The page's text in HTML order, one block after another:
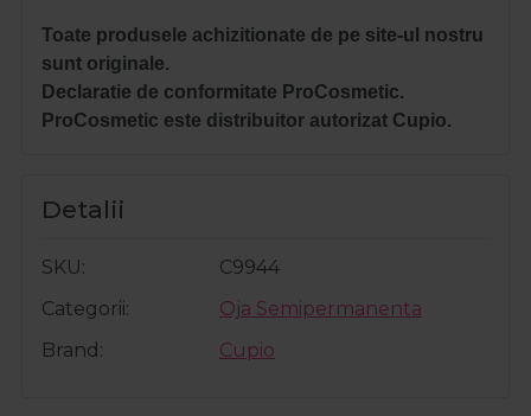
Toate produsele achizitionate de pe site-ul nostru
sunt originale.
Declaratie de conformitate ProCosmetic.
ProCosmetic este distribuitor autorizat Cupio.
Detalii
SKU
C9944
Categorii
Oja Semipermanenta
Brand
Cupio